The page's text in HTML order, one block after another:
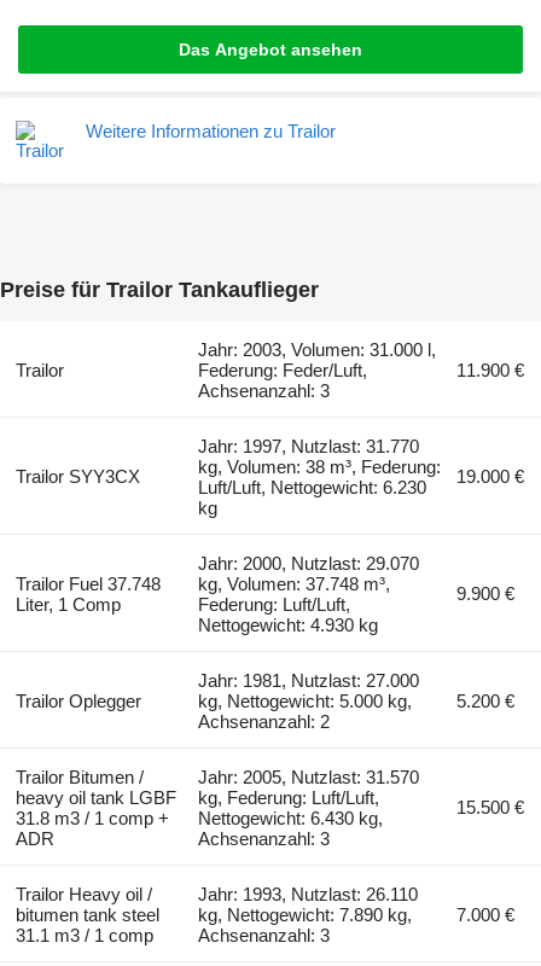
Das Angebot ansehen
Weitere Informationen zu Trailor
Preise für Trailor Tankauflieger
Trailor
Jahr: 2003, Volumen: 31.000 l,
Federung: Feder/Luft,
Achsenanzahl: 3
11.900 €
Trailor SYY3CX
Jahr: 1997, Nutzlast: 31.770
kg, Volumen: 38 m³, Federung:
Luft/Luft, Nettogewicht: 6.230
kg
19.000 €
Trailor Fuel 37.748
Liter, 1 Comp
Jahr: 2000, Nutzlast: 29.070
kg, Volumen: 37.748 m³,
Federung: Luft/Luft,
Nettogewicht: 4.930 kg
9.900 €
Trailor Oplegger
Jahr: 1981, Nutzlast: 27.000
kg, Nettogewicht: 5.000 kg,
Achsenanzahl: 2
5.200 €
Trailor Bitumen /
heavy oil tank LGBF
31.8 m3 / 1 comp +
ADR
Jahr: 2005, Nutzlast: 31.570
kg, Federung: Luft/Luft,
Nettogewicht: 6.430 kg,
Achsenanzahl: 3
15.500 €
Trailor Heavy oil /
bitumen tank steel
31.1 m3 / 1 comp
Jahr: 1993, Nutzlast: 26.110
kg, Nettogewicht: 7.890 kg,
Achsenanzahl: 3
7.000 €